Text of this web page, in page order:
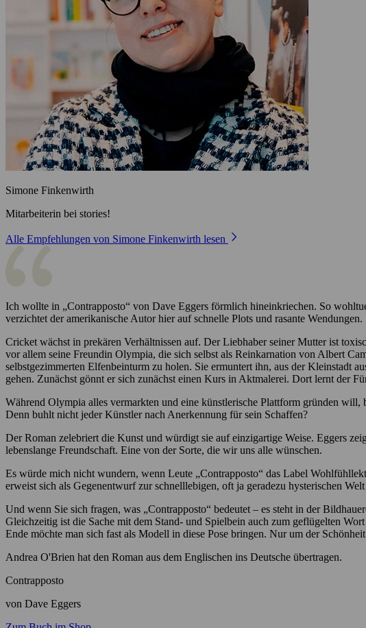
Simone Finkenwirth
Mitarbeiterin bei stories!
Alle Empfehlungen von Simone Finkenwirth lesen
Ich wollte in „Contrapposto“ von Dave Eggers förmlich hineinkriechen. So
verzichtet der amerikanische Autor hier auf schnelle Plots und rasante
Cricket wächst in prekären Verhältnissen auf. Der Liebhaber seiner Mutter ist
vor allem seine Freundin Olympia, die sich selbst als Reinkarnation von Albert
selbstgezimmerten Elfenbeinturm zu holen. Sie ermuntert ihn, aus der Kleinstadt
gehen. Zunächst gönnt er sich zunächst einen Kurs in Aktmalerei. Dort lernt der
Während Olympia alles vermarkten und eine künstlerische Plattform gründen
Denn buhlt nicht jeder Künstler nach Anerkennung für sein Schaffen?
Der Roman zelebriert die Kunst und würdigt sie auf einzigartige Weise. Eggers
lebenslange Freundschaft. Eine von der Sorte, die wir uns alle wünschen.
Es würde mich nicht wundern, wenn Leute „Contrapposto“ das Label
erweist sich als Gegenentwurf zur schnelllebigen, oft ja geradezu hysterischen
Und wenn Sie sich fragen, was „Contrapposto“ bedeutet – es steht in der
Gleichzeitig ist die Sache mit dem Stand- und Spielbein auch zum geflügelten
Ende möchte man sich fast als Modell in diese Pose bringen. Nur um der
Andrea O'Brien hat den Roman aus dem Englischen ins Deutsche übertragen.
Contrapposto
von Dave Eggers